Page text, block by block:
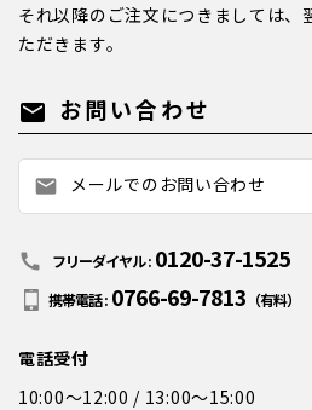
それ以降のご注文につきましては、
ただきます。
mail お問い合わせ
mail メールでのお問い合わせ
call フリーダイヤル : 0120-37-1525
携帯電話 : 0766-69-7813 （有料）
電話受付
10:00～12:00 / 13:00～15:00